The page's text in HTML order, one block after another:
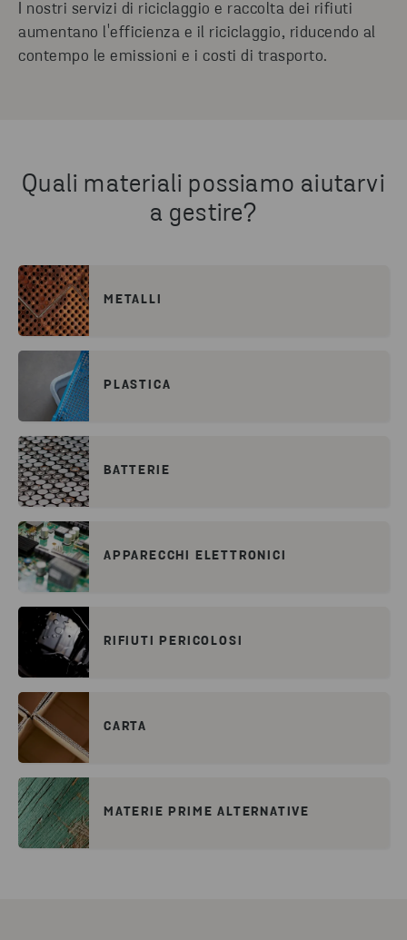
I nostri servizi di riciclaggio e raccolta dei rifiuti
aumentano l'efficienza e il riciclaggio, riducendo al
contempo le emissioni e i costi di trasporto.
Quali materiali possiamo aiutarvi
a gestire?
METALLI
PLASTICA
BATTERIE
APPARECCHI ELETTRONICI
RIFIUTI PERICOLOSI
CARTA
MATERIE PRIME ALTERNATIVE